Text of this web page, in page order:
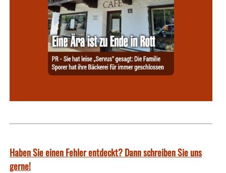
Haben Sie einen Fehler entdeckt? Dann schreiben Sie uns
gerne!